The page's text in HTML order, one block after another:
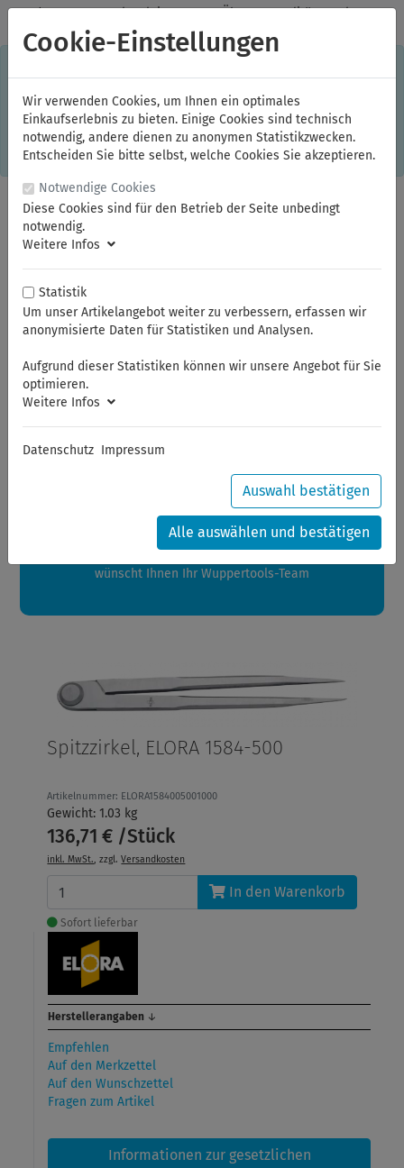
✓Jeden Monat starke Aktionen ✓Über 20 Qualitätsmarken ✓
Kostenlose Lieferung im Inland ab 150,00 Euro Bruttowarenwert
Einkaufserlebnis. Dabei werden beispielsweise die Session-
Informationen oder die Spracheinstellung auf Ihrem Rechner
gespeichert. Ohne Cookies ist der Funktionsumfang des
Online-Shops eingeschränkt. Sind Sie damit nicht
einverstanden, klicken Sie bitte hier.
Fühlerblattlehren und Anreissprodukte
Sommerferien
zwischen 28.07.2026 und 21.08.2026 machen auch wir
Ihre Bestellungen in diesem Zeitraum werden ab dem
24.08.2026 verschickt.
wünscht Ihnen Ihr Wuppertools-Team
Spitzzirkel, ELORA 1584-500
Artikelnummer: ELORA1584005001000
Gewicht: 1.03 kg
136,71 € /Stück
inkl. MwSt., zzgl.Versandkosten
In den Warenkorb
Sofort lieferbar
Herstellerangaben ↓
Empfehlen
Auf den Merkzettel
Auf den Wunschzettel
Fragen zum Artikel
Informationen zur gesetzlichen
Cookie-Einstellungen
Wir verwenden Cookies, um Ihnen ein optimales
Einkaufserlebnis zu bieten. Einige Cookies sind technisch
notwendig, andere dienen zu anonymen Statistikzwecken.
Entscheiden Sie bitte selbst, welche Cookies Sie akzeptieren.
Notwendige Cookies
Diese Cookies sind für den Betrieb der Seite unbedingt
notwendig.
Weitere Infos
Statistik
Um unser Artikelangebot weiter zu verbessern, erfassen wir
anonymisierte Daten für Statistiken und Analysen.
Aufgrund dieser Statistiken können wir unsere Angebot für Sie
optimieren.
Weitere Infos
Datenschutz Impressum
Auswahl bestätigen
Alle auswählen und bestätigen